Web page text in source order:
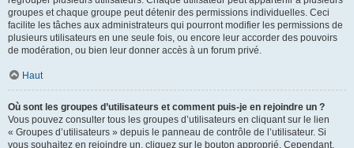
groupes et chaque groupe peut détenir des permissions individuelles. Ceci
facilite les tâches aux administrateurs qui pourront modifier les permissions de
plusieurs utilisateurs en une seule fois, ou encore leur accorder des pouvoirs
de modération, ou bien leur donner accès à un forum privé.
Haut
Où sont les groupes d’utilisateurs et comment puis-je en rejoindre un ?
Vous pouvez consulter tous les groupes d’utilisateurs en cliquant sur le lien
« Groupes d’utilisateurs » depuis le panneau de contrôle de l’utilisateur. Si
vous souhaitez en rejoindre un, cliquez sur le bouton approprié. Cependant,